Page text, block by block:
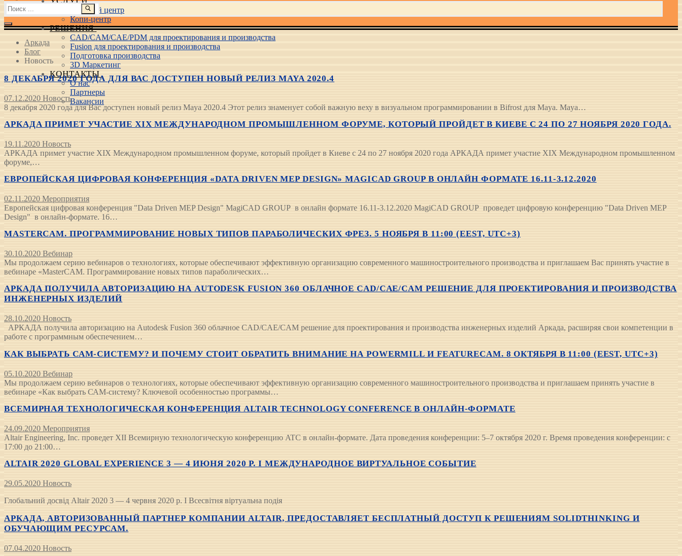
Учебный центр
Копи-центр
РЕШЕНИЯ
CAD/CAM/CAE/PDM для проектирования и производства
Fusion для проектирования и производства
Подготовка производства
3D Маркетинг
КОНТАКТЫ
О нас
Партнеры
Вакансии
Найти:
Аркада
Блог
Новость
8 ДЕКАБРЯ 2020 ГОДА ДЛЯ ВАС ДОСТУПЕН НОВЫЙ РЕЛИЗ MAYA 2020.4
07.12.2020 Новость
8 декабря 2020 года для Вас доступен новый релиз Maya 2020.4 Этот релиз знаменует собой важную веху в визуальном программировании в Bifrost для Maya. Maya…
АРКАДА ПРИМЕТ УЧАСТИЕ XIX МЕЖДУНАРОДНОМ ПРОМЫШЛЕННОМ ФОРУМЕ, КОТОРЫЙ ПРОЙДЕТ В КИЕВЕ С 24 ПО 27 НОЯБРЯ 2020 ГОДА.
19.11.2020 Новость
АРКАДА примет участие XIX Международном промышленном форуме, который пройдет в Киеве с 24 по 27 ноября 2020 года АРКАДА примет участие XIX Международном промышленном
форуме,…
ЕВРОПЕЙСКАЯ ЦИФРОВАЯ КОНФЕРЕНЦИЯ «DATA DRIVEN MEP DESIGN» MAGICAD GROUP В ОНЛАЙН ФОРМАТЕ 16.11-3.12.2020
02.11.2020 Мероприятия
Европейская цифровая конференция "Data Driven MEP Design" MagiCAD GROUP в онлайн формате 16.11-3.12.2020 MagiCAD GROUP проведет цифровую конференцию "Data Driven MEP
Design" в онлайн-формате. 16…
MASTERCAM. ПРОГРАММИРОВАНИЕ НОВЫХ ТИПОВ ПАРАБОЛИЧЕСКИХ ФРЕЗ. 5 НОЯБРЯ В 11:00 (EEST, UTC+3)
30.10.2020 Вебинар
Мы продолжаем серию вебинаров о технологиях, которые обеспечивают эффективную организацию современного машиностроительного производства и приглашаем Вас принять участие в
вебинаре «MasterCAM. Программирование новых типов параболических…
АРКАДА ПОЛУЧИЛА АВТОРИЗАЦИЮ НА AUTODESK FUSION 360 ОБЛАЧНОЕ CAD/CAE/CAM РЕШЕНИЕ ДЛЯ ПРОЕКТИРОВАНИЯ И ПРОИЗВОДСТВА
ИНЖЕНЕРНЫХ ИЗДЕЛИЙ
28.10.2020 Новость
АРКАДА получила авторизацию на Autodesk Fusion 360 облачное CAD/CAE/CAM решение для проектирования и производства инженерных изделий Аркада, расширяя свои компетенции в
работе с программным обеспечением…
КАК ВЫБРАТЬ САМ-СИСТЕМУ? И ПОЧЕМУ СТОИТ ОБРАТИТЬ ВНИМАНИЕ НА POWERMILL И FEATURECAM. 8 ОКТЯБРЯ В 11:00 (EEST, UTC+3)
05.10.2020 Вебинар
Мы продолжаем серию вебинаров о технологиях, которые обеспечивают эффективную организацию современного машиностроительного производства и приглашаем принять участие в
вебинаре «Как выбрать САМ-систему? Ключевой особенностью программы…
ВСЕМИРНАЯ ТЕХНОЛОГИЧЕСКАЯ КОНФЕРЕНЦИЯ ALTAIR TECHNOLOGY CONFERENCE В ОНЛАЙН-ФОРМАТЕ
24.09.2020 Мероприятия
Altair Engineering, Inc. проведет XII Всемирную технологическую конференцию ATC в онлайн-формате. Дата проведения конференции: 5–7 октября 2020 г. Время проведения конференции: с
17:00 до 21:00…
ALTAIR 2020 GLOBAL EXPERIENCE 3 — 4 ИЮНЯ 2020 Р. I МЕЖДУНАРОДНОЕ ВИРТУАЛЬНОЕ СОБЫТИЕ
29.05.2020 Новость
Глобальний досвід Altair 2020 3 — 4 червня 2020 р. I Всесвітня віртуальна подія
АРКАДА, АВТОРИЗОВАННЫЙ ПАРТНЕР КОМПАНИИ ALTAIR, ПРЕДОСТАВЛЯЕТ БЕСПЛАТНЫЙ ДОСТУП К РЕШЕНИЯМ SOLIDTHINKING И
ОБУЧАЮЩИМ РЕСУРСАМ.
07.04.2020 Новость